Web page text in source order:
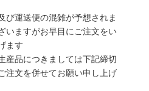
び運送便の混雑が予想されま
いますがお早目にご注文をい
ます
産品につきましては下記締切
注文を併せてお願い申し上げ